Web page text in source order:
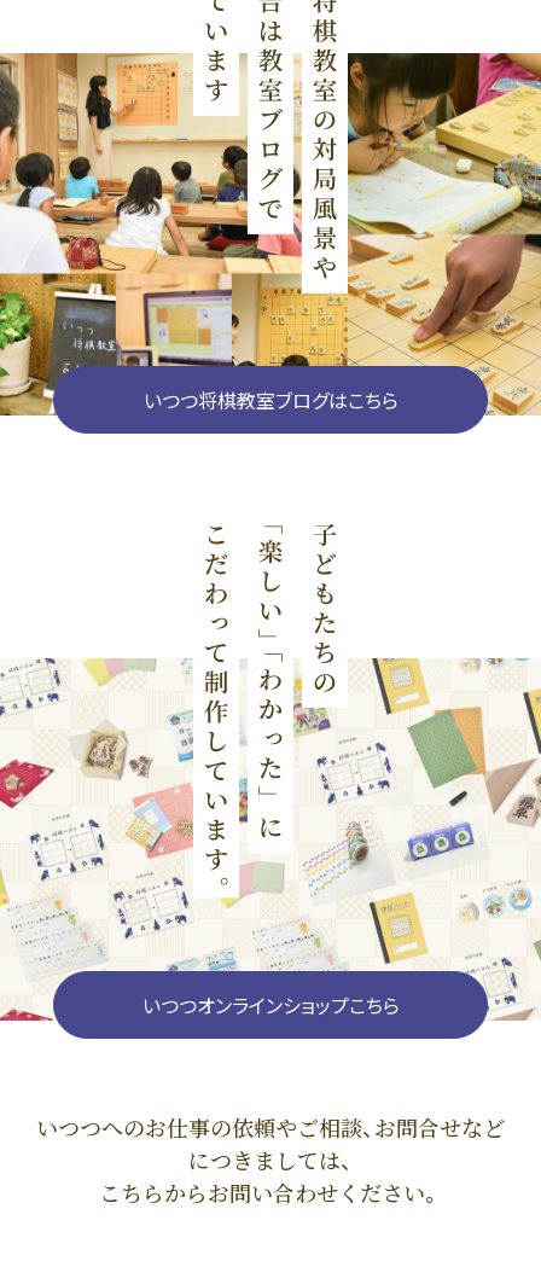
いつつ将棋教室ブログはこちら
いつつオンラインショップこちら
いつつへのお仕事の依頼やご相談、お問合せなど
につきましては、
こちらからお問い合わせください。